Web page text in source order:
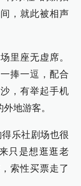
，就此被相声
里座无虚席。
捧一逗，配合
，有举起手机
地游客。
乐社剧场也很
只是想逛逛老
索性买票走了